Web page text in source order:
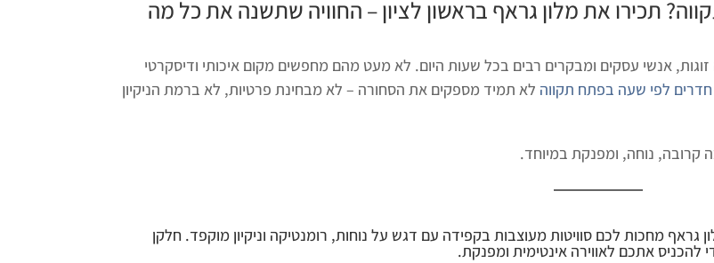
? תכירו אתמלון גראף בראשון לציון– החוויה שתשנה את כל מה
אנשי עסקים ומבקרים רבים בכל שעות היום. לא מעט מהם מחפשים מקום איכותי ודיסקרטי
חדרים לפי שעה בפתח תקווה לא תמיד מספקים את הסחורה – לא מבחינת פרטיות, לא ברמת הניקיון
קרובה, נוחה, ומפנקת במיוחד.
גראף מחכות לכם סוויטות מעוצבות בקפידה עם דגש על נוחות, רומנטיקה וניקיון מוקפד. חלקן
להכניס אתכם לאווירה אינטימית ומפנקת.